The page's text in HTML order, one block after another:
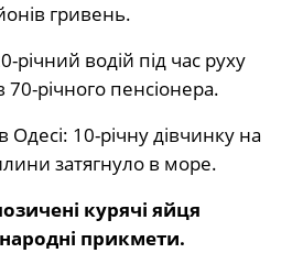
гривень.
водій під час руху
річного пенсіонера.
Одесі: 10-річну дівчинку на
затягнуло в море.
курячі яйця
прикмети.